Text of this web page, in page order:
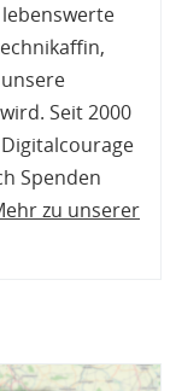
Seit 2000
Spenden
zu unserer